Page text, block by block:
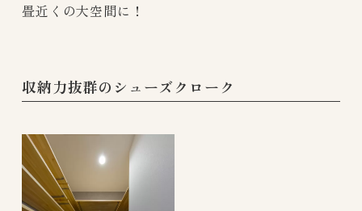
畳近くの大空間に！
収納力抜群のシューズクローク